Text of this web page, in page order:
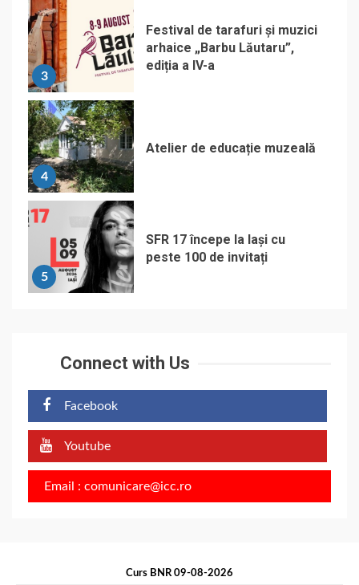
3
Festival de tarafuri și muzici
arhaice „Barbu Lăutaru”,
ediția a IV-a
4
Atelier de educație muzeală
5
SFR 17 începe la Iași cu
peste 100 de invitați
Connect with Us
Facebook
Youtube
Email : comunicare@icc.ro
Curs BNR 09-08-2026